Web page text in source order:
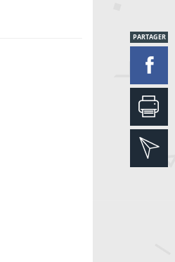
PARTAGER